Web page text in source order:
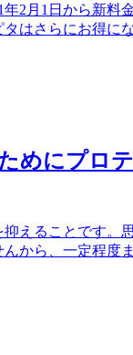
2月1日から新料
はさらにお得に
めにプロ
えることです。
から、一定程度